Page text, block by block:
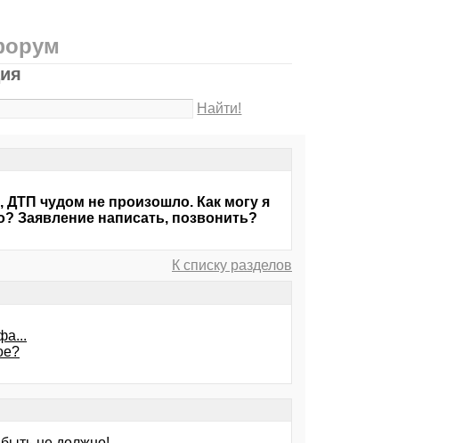
Найти!
ДТП чудом не произошло. Как могу я
Заявление написать, позвонить?
К списку разделов